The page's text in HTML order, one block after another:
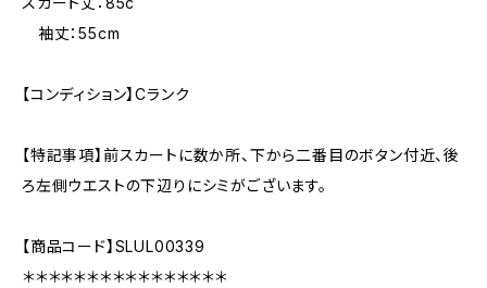
袖丈：55cm
【コンディション】Cランク
【特記事項】前スカートに数か所、下から二番目のボタン付近、後
ろ左側ウエストの下辺りにシミがございます。
【商品コード】SLUL00339
＊＊＊＊＊＊＊＊＊＊＊＊＊＊＊＊